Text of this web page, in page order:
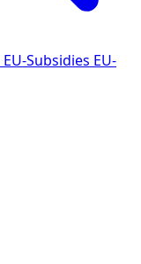
EU-Subsidies EU-